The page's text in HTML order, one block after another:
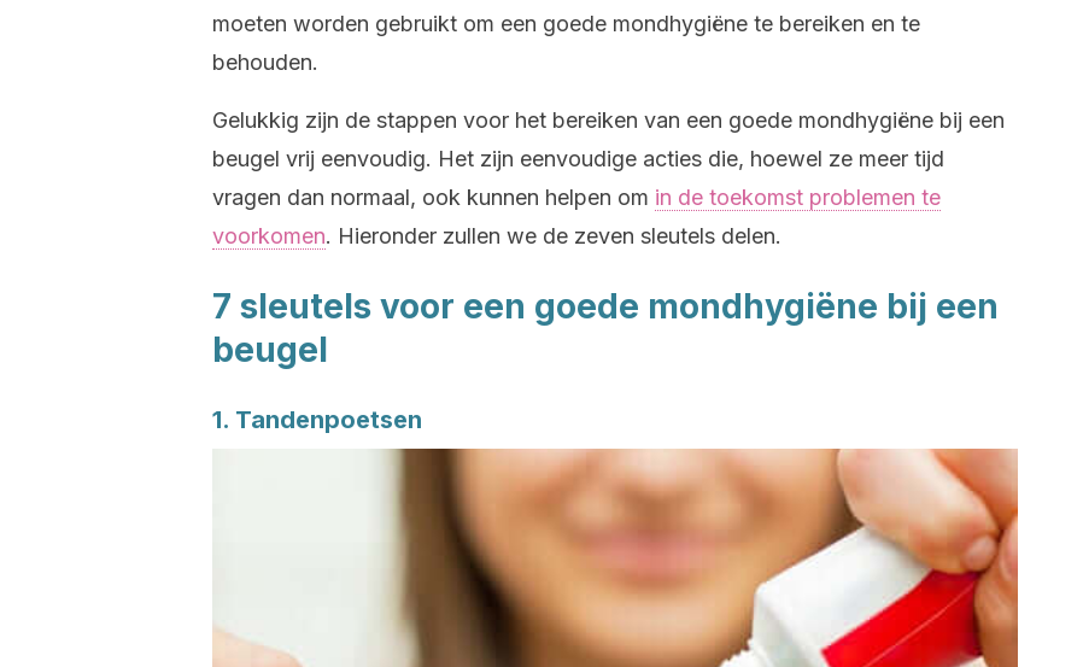
moeten worden gebruikt om een goede mondhygiëne te bereiken en te
behouden.
Gelukkig zijn de stappen voor het bereiken van een goede mondhygiëne bij een
beugel vrij eenvoudig. Het zijn eenvoudige acties die, hoewel ze meer tijd
vragen dan normaal, ook kunnen helpen om in de toekomst problemen te
voorkomen. Hieronder zullen we de zeven sleutels delen.
7 sleutels voor een goede mondhygiëne bij een
beugel
1. Tandenpoetsen